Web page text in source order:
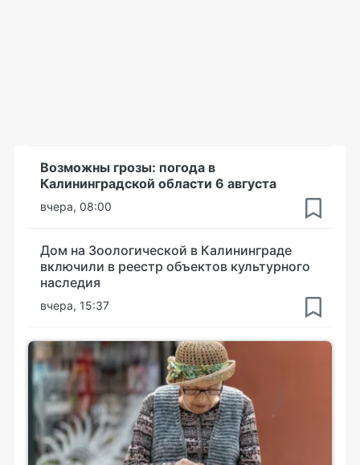
Возможны грозы: погода в
Калининградской области 6 августа
вчера, 08:00
Дом на Зоологической в Калининграде
включили в реестр объектов культурного
наследия
вчера, 15:37